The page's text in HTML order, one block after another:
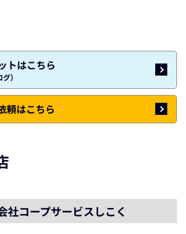
トはこちら
）
頼はこちら
社コープサービスしこく